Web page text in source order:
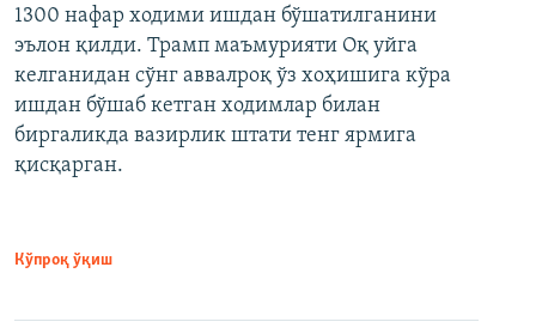
1300 нафар ходими ишдан бўшатилганини
эълон қилди. Трамп маъмурияти Оқ уйга
келганидан сўнг аввалроқ ўз хоҳишига кўра
ишдан бўшаб кетган ходимлар билан
биргаликда вазирлик штати тенг ярмига
қисқарган.
Кўпроқ ўқиш